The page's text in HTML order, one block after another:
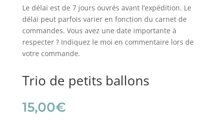
Le délai est de 7 jours ouvrés avant l’expédition. Le
délai peut parfois varier en fonction du carnet de
commandes. Vous avez une date importante à
respecter ? Indiquez le moi en commentaire lors de
votre commande.
Trio de petits ballons
15,00€